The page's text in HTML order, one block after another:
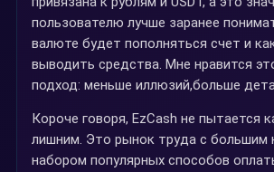
пользователю лучше заранее
валюте будет пополняться счет и
выводить средства. Мне нравится
подход: меньше иллюзий,больше
Короче говоря, EzCash не пытается
лишним. Это рынок труда с большим
набором популярных способов